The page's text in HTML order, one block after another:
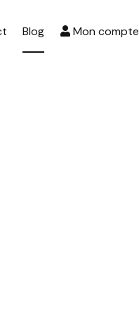
Blog Mon compte